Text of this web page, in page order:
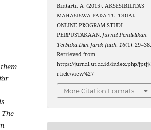
Bintarti, A. (2015). AKSESIBILITAS
MAHASISWA PADA TUTORIAL
ONLINE PROGRAM STUDI
PERPUSTAKAAN.Jurnal Pendidikan
Terbuka Dan Jarak Jauh,16(1), 29–38.
Retrieved from
https://jurnal.ut.ac.id/index.php/jptjj/
rticle/view/427
More Citation Formats